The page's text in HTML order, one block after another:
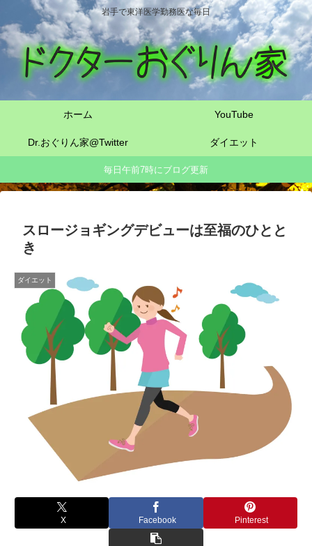
岩手で東洋医学勤務医な毎日
ホーム YouTube
Dr.おぐりん家@Twitter ダイエット
毎日午前7時にブログ更新
スロージョギングデビューは至福のひとと
き
ダイエット
X Facebook Pinterest